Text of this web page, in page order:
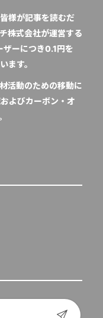
様が記事を読むだ
株式会社が運営する
ザーにつき0.1円を
ます。
活動のための移動に
よびカーボン・オ